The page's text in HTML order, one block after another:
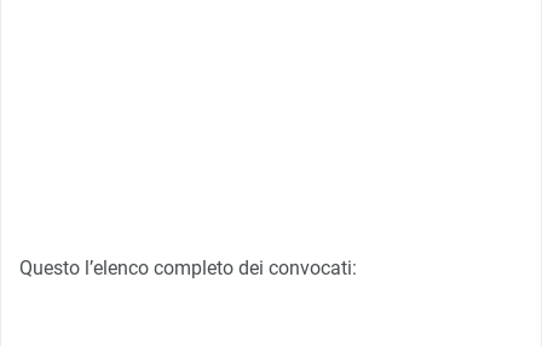
Questo l’elenco completo dei convocati: